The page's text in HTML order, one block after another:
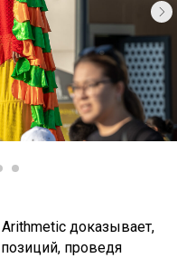
доказывает,
проведя